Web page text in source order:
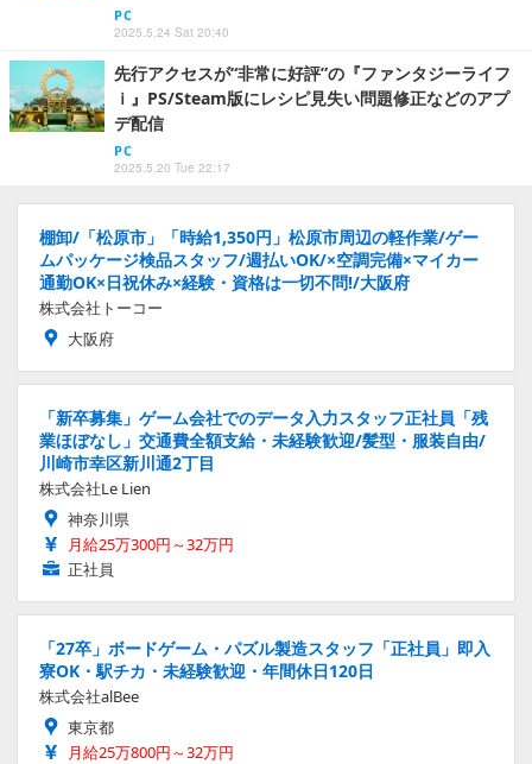
PC
2025.5.24 Sat 20:40
先行アクセスが“非常に好評”の『ファンタジーライフ
ｉ』PS/Steam版にレシピ見失い問題修正などのアプ
デ配信
PC
2025.5.20 Tue 22:17
棚卸/「松原市」「時給1,350円」松原市周辺の軽作業/ゲー
ムパッケージ検品スタッフ/週払いOK/×空調完備×マイカー
通勤OK×日祝休み×経験・資格は一切不問!/大阪府
株式会社トーコー
大阪府
「新卒募集」ゲーム会社でのデータ入力スタッフ正社員「残
業ほぼなし」交通費全額支給・未経験歓迎/髪型・服装自由/
川崎市幸区新川通2丁目
株式会社Le Lien
神奈川県
月給25万300円～32万円
正社員
「27卒」ボードゲーム・パズル製造スタッフ「正社員」即入
寮OK・駅チカ・未経験歓迎・年間休日120日
株式会社alBee
東京都
月給25万800円～32万円